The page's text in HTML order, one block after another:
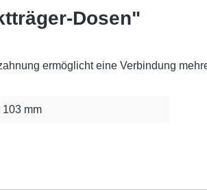
Dosen"
ermöglicht eine Verbindung
103 mm